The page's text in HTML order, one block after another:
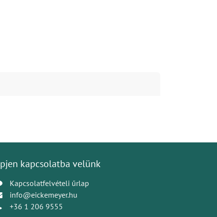
kapcsolatba velünk
Kapcsolatfelvételi űrlap
info@eickemeyer.hu
+36 1 206 9555